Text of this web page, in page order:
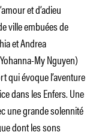
et d’adieu
ville embuées de
et Andrea
My Nguyen)
qui évoque l’aventure
dans les Enfers. Une
une grande solennité
dont les sons